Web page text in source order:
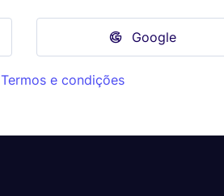
Google
Termos e condições